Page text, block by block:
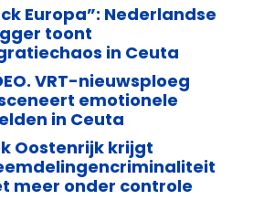
Europa”: Nederlandse
toont
in Ceuta
VRT-nieuwsploeg
emotionele
in Ceuta
Oostenrijk krijgt
meer onder controle